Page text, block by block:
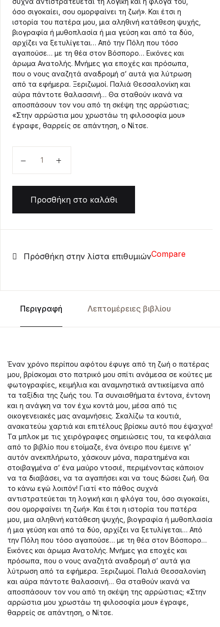
όσο σιγοκαίει, σου ομορφαίνει τη ζωή». Και έτσι η
ιστορία του πατέρα μου, μια αληθινή κατάθεση ψυχής,
βιογραφία ή μυθοπλασία ή μια γεύση και από τα δύο,
αρχίζει να ξετυλίγεται… Από την Πόλη που τόσο
αγαπούσε… με τη θέα στον Βόσπορο… Εικόνες και
άρωμα Ανατολής. Μνήμες για εποχές και πρόσωπα,
που ο νους αναζητά αναδρομή σ’ αυτά για λύτρωση
από τα εφήμερα. Ξεριζωμοί. Παλιά Θεσσαλονίκη και
αύρα πάντοτε θαλασσινή… Θα σταθούν ικανά να
αποσπάσουν τον νου από τη σκέψη της αρρώστιας;
«Στην αρρώστια μου χρωστάω τη φιλοσοφία μου»
έγραφε, θαρρείς σε απάντηση, ο Νίτσε.
Προσθήκη στο καλάθι
Πρόσθήκη στην λίστα επιθυμιώνCompare
Περιγραφή Λεπτομέρειες βιβλίου
Έναν χρόνο περίπου αφότου έφυγε από τη ζωή ο πατέρας
μου, βρίσκομαι στο πατρικό μου σπίτι ανάμεσα σε κούτες με
φωτογραφίες, κειμήλια και αναμνηστικά αντικείμενα από
τα ταξίδια της ζωής του. Τα συναισθήματα έντονα, έντονη
και η ανάγκη να τον έχω κοντά μου, μέσα από τις
οικογενειακές μας αναμνήσεις. Σκαλίζω τα κουτιά,
ανακατεύω χαρτιά και επιτέλους βρίσκω αυτό που έψαχνα!
Τα μπλοκ με τις χειρόγραφες σημειώσεις του, τα κεφάλαια
από το βιβλίο που ετοίμαζε, ένα όνειρο που έμεινε γι’
αυτόν ανεκπλήρωτο, χάσκουν μόνα, παρατημένα και
στοιβαγμένα σ’ ένα μαύρο ντοσιέ, περιμένοντας κάποιον
να τα διαβάσει, να τα αγαπήσει και να τους δώσει ζωή. Θα
το κάνω εγώ λοιπόν! Γιατί «το πάθος συχνά
αντιστρατεύεται τη λογική και η φλόγα του, όσο σιγοκαίει,
σου ομορφαίνει τη ζωή». Και έτσι η ιστορία του πατέρα
μου, μια αληθινή κατάθεση ψυχής, βιογραφία ή μυθοπλασία
ή μια γεύση και από τα δύο, αρχίζει να ξετυλίγεται… Από
την Πόλη που τόσο αγαπούσε… με τη θέα στον Βόσπορο…
Εικόνες και άρωμα Ανατολής. Μνήμες για εποχές και
πρόσωπα, που ο νους αναζητά αναδρομή σ’ αυτά για
λύτρωση από τα εφήμερα. Ξεριζωμοί. Παλιά Θεσσαλονίκη
και αύρα πάντοτε θαλασσινή… Θα σταθούν ικανά να
αποσπάσουν τον νου από τη σκέψη της αρρώστιας; «Στην
αρρώστια μου χρωστάω τη φιλοσοφία μου» έγραφε,
θαρρείς σε απάντηση, ο Νίτσε.